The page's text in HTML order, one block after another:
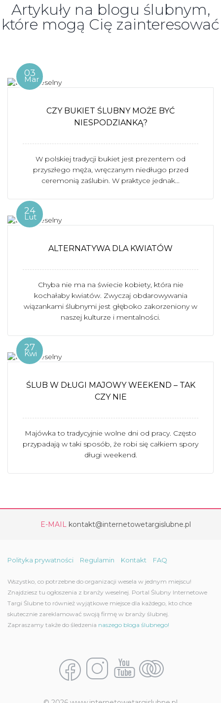
Artykuły na blogu ślubnym,
które mogą Cię zainteresować
03
Mar
CZY BUKIET ŚLUBNY MOŻE BYĆ
NIESPODZIANKĄ?
W polskiej tradycji bukiet jest prezentem od
przyszłego męża, wręczanym niedługo przed
ceremonią zaślubin. W praktyce jednak...
24
Lut
ALTERNATYWA DLA KWIATÓW
Chyba nie ma na świecie kobiety, która nie
kochałaby kwiatów. Zwyczaj obdarowywania
wiązankami ślubnymi jest głęboko zakorzeniony w
naszej kulturze i mentalności.
27
Kwi
ŚLUB W DŁUGI MAJOWY WEEKEND – TAK
CZY NIE
Majówka to tradycyjnie wolne dni od pracy. Często
przypadają w taki sposób, że robi się całkiem spory
długi weekend.
E-MAIL kontakt@internetowetargislubne.pl
Polityka prywatności Regulamin Kontakt FAQ
Wszystko, co potrzebne do organizacji wesela w jednym miejscu!
Znajdziesz tu ogłoszenia z branży weselnej. Portal Ślubny Internetowe
Targi Ślubne to również wyjątkowe miejsce dla każdego, kto chce
skutecznie zareklamować swoją firmę w branży ślubnej.
Zapraszamy także do śledzenia naszego bloga ślubnego!